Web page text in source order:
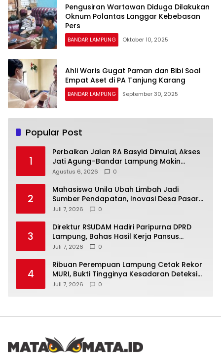
Pengusiran Wartawan Diduga Dilakukan
Oknum Polantas Langgar Kebebasan
Pers
BANDAR LAMPUNG Oktober 10, 2025
Ahli Waris Gugat Paman dan Bibi Soal
Empat Aset di PA Tanjung Karang
BANDAR LAMPUNG September 30, 2025
Popular Post
1
Perbaikan Jalan RA Basyid Dimulai, Akses
Jati Agung–Bandar Lampung Makin
Lancar
Agustus 6, 2026 0
2
Mahasiswa Unila Ubah Limbah Jadi
Sumber Pendapatan, Inovasi Desa Pasar
Krui Raih Pengakuan Nasional
Juli 7, 2026 0
3
Direktur RSUDAM Hadiri Paripurna DPRD
Lampung, Bahas Hasil Kerja Pansus
Laporan Keuangan 2025
Juli 7, 2026 0
4
Ribuan Perempuan Lampung Cetak Rekor
MURI, Bukti Tingginya Kesadaran Deteksi
Dini Kanker Serviks
Juli 7, 2026 0